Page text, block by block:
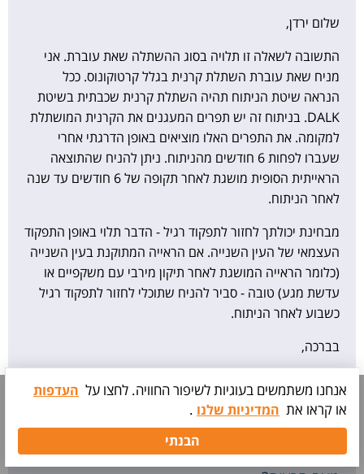
שלום ירדן,
התשובה לשאלה זו תלויה בסוג ההשתלה שאת עוברת. אני
מניח שאת עוברת השתלת קרנית בגלל קרטוקונוס. ככל
הנראה שיטת הניתוח תהיה השתלת קרנית שכבתית בשיטת
DALK. בניתוח זה יש תפרים המעגנים את הקרנית המושתלת
למקומה. את התפרים האלו מוציאים באופן הדרגתי אחרי
שעברו לפחות 6 חודשים מהניתוח. ניתן להניח שהתוצאה
הראייתית הסופית מושגת לאחר תקופה של 6 חודשים עד שנה
לאחר הניתוח.
מבחינת יכולתך לחזור לתפקוד רגיל - הדבר תלוי באופן התפקוד
העצמאי של העין השנייה. אם הראייה המתוקנת בעין השנייה
(כלומר הראייה המושגת לאחר תיקון מירבי עם משקפיים או
עדשת מגע) טובה - סביר להניח שתוכלי לחזור לתפקוד רגיל
כשבוע לאחר הניתוח.
בברכה,
רופא עיניים ומומחה לקרנית
האם ניתוח להשתלת קרנית משפר את
תיאום
אנחנו משתמשים בעוגיות לשיפור החוויה. לחצו על העדפות
או קראו את המדיניות שלנו .
הבנתי